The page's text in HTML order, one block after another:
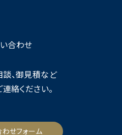
合わせ
談、御見積など
絡ください。
わせフォーム